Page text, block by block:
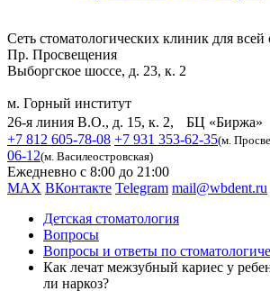
Сеть стоматологических клиник для всей
Пр. Просвещения
Выборгское шоссе, д. 23, к. 2
м. Горный институт
26-я линия В.О., д. 15, к. 2, БЦ «Биржа»
+7 812 605-78-08 +7 931 353-62-35(м.
06-12(м. Василеостровская)
Ежедневно с 8:00 до 21:00
MAX ВКонтакте Telegram mail@wbdent.ru
Детская стоматология
Вопросы
Вопросы и ответы по
Как лечат межзубный кариес у
ли наркоз?